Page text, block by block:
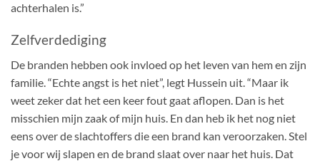
achterhalen is.”
Zelfverdediging
De branden hebben ook invloed op het leven van hem en zijn
familie. “Echte angst is het niet”, legt Hussein uit. “Maar ik
weet zeker dat het een keer fout gaat aflopen. Dan is het
misschien mijn zaak of mijn huis. En dan heb ik het nog niet
eens over de slachtoffers die een brand kan veroorzaken. Stel
je voor wij slapen en de brand slaat over naar het huis. Dat